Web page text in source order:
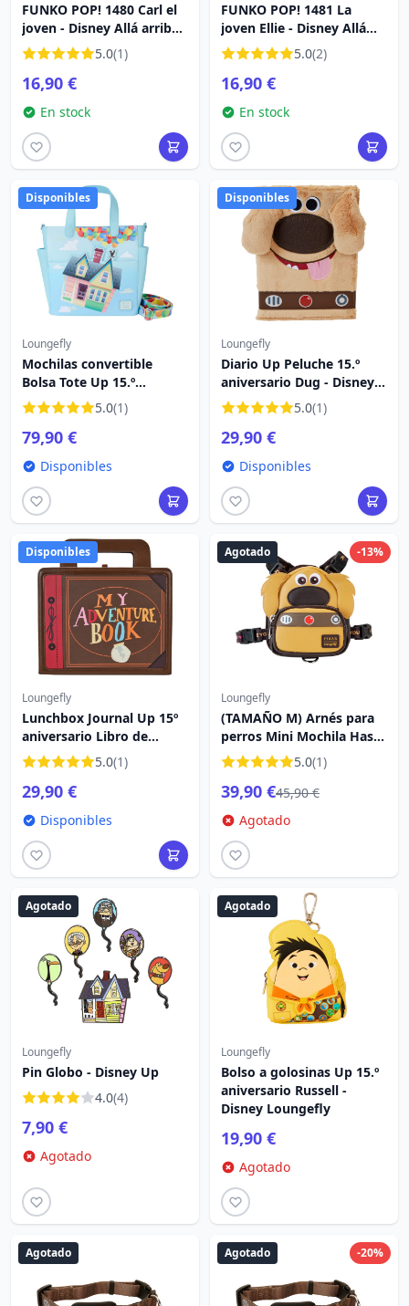
FUNKO POP! 1480 Carl el
joven - Disney Allá arriba
2
5.0(1)
16,90 €
En stock
FUNKO POP! 1481 La
joven Ellie - Disney Allá
arriba 2
5.0(2)
16,90 €
En stock
Disponibles
Loungefly
Mochilas convertible
Bolsa Tote Up 15.º
aniversario casa de
globos - DISNEY
LOUNGEFLY
5.0(1)
79,90 €
Disponibles
Disponibles
Loungefly
Diario Up Peluche 15.º
aniversario Dug - Disney
Loungefly 5.0(1)
29,90 €
Disponibles
Disponibles
Loungefly
Lunchbox Journal Up 15º
aniversario Libro de
aventuras - Disney
Loungefly
5.0(1)
29,90 €
Disponibles
-13%
Agotado
Loungefly
(TAMAÑO M) Arnés para
perros Mini Mochila Hasta
15º aniversario Dug
Cosplay - DISNEY
LOUNGEFLY
5.0(1)
39,90 €45,90 €
Agotado
Agotado
Loungefly
Pin Globo - Disney Up
4.0(4)
7,90 €
Agotado
Agotado
Loungefly
Bolso a golosinas Up 15.º
aniversario Russell -
Disney Loungefly
19,90 €
Agotado
Agotado -20%
Agotado